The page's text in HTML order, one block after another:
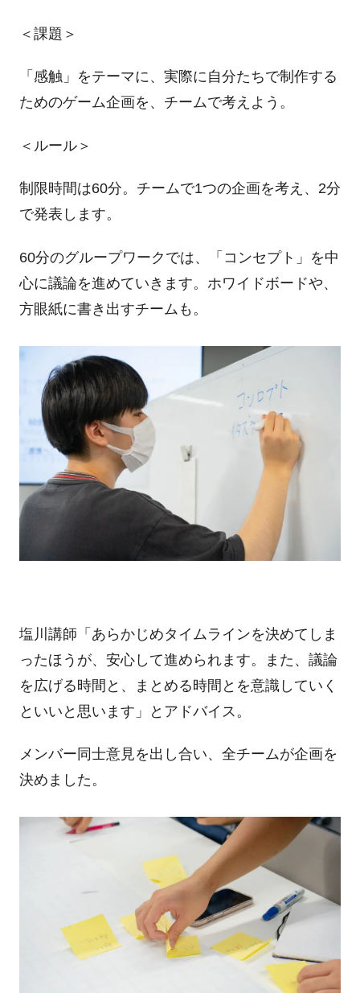
＜課題＞
「感触」をテーマに、実際に自分たちで制作する
ためのゲーム企画を、チームで考えよう。
＜ルール＞
制限時間は60分。チームで1つの企画を考え、 2分
で発表します。
60分のグループワークでは、「コンセプト」を中
心に議論を進めていきます。ホワイドボードや、
方眼紙に書き出すチームも。
塩川講師「あらかじめタイムラインを決めてしま
ったほうが、安心して進められます。また、議論
を広げる時間と、まとめる時間とを意識していく
といいと思います」とアドバイス。
メンバー同士意見を出し合い、全チームが企画を
決めました。